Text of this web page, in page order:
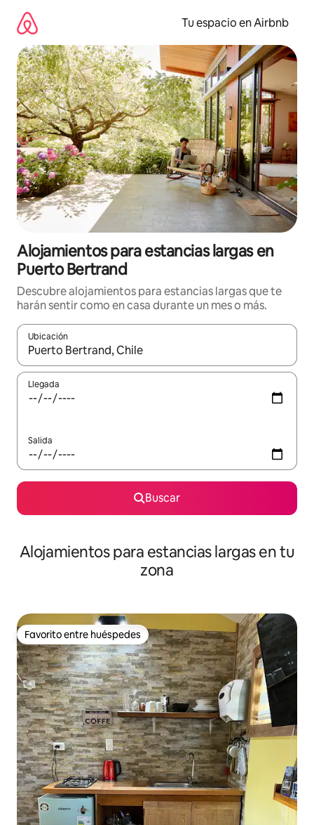
contenido
Tu espacio en Airbnb
Alojamientos para estancias largas en
Puerto Bertrand
Descubre alojamientos para estancias largas que te
harán sentir como en casa durante un mes o más.
Ubicación
Cuando los resultados estén disponibles, podrás navegar
Llegada
Salida
Buscar
Alojamientos para estancias largas en tu
zona
Favorito entre huéspedes
Favorito entre huéspedes